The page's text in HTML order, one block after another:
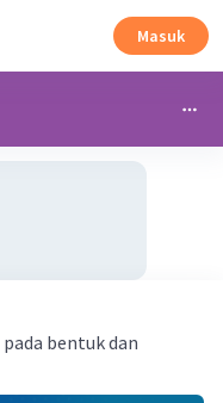
Masuk
bentuk dan